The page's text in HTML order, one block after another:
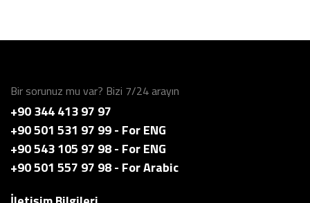
Bir sorunuz mu var? Bizi 7/24 arayın
+90 344 413 97 97
+90 501 531 97 99 - For ENG
+90 543 105 97 98 - For ENG
+90 501 557 97 98 - For Arabic